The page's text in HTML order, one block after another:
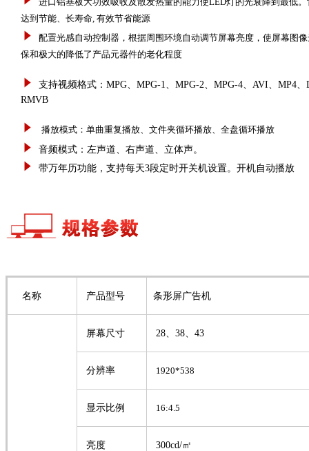
达到节能、长寿命, 有效节省能源
配置光感自动控制器，根据周围环境自动调节屏幕亮度，使屏幕图
保和极大的降低了产品元器件的老化程度
支持视频格式： MPG MPG-1 MPG-2 MPG-4 AVI MP4
RMVB
播放模式：单曲重复播放、文件夹循环播放、全盘循环播放
音频模式：左声道、右声道、立体声。
带万年历功能，支持每天3段定时开关机设置。开机自动播放
名称 产品型号 条形屏广告机
屏幕尺寸 28、38、43
分辨率 1920*538
显示比例 16:4.5
亮度 300cd/㎡